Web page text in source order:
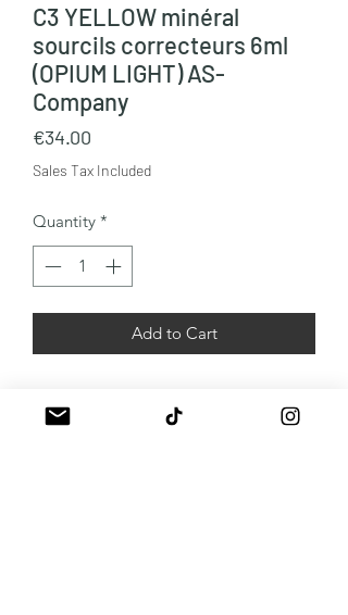
C3 YELLOW minéral
sourcils correcteurs 6ml
(OPIUM LIGHT) AS-
Company
€34.00
Sales Tax Included
Quantity *
Add to Cart